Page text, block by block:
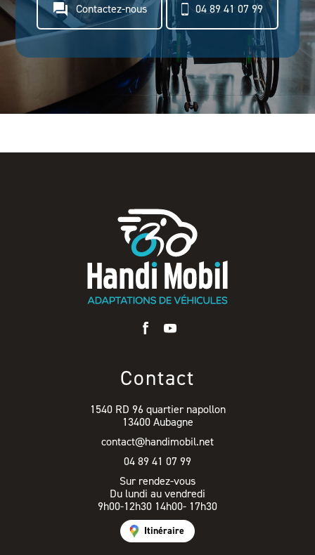
question_answer Contactez-nous 04 89 41 07 99
Contact
1540 RD 96 quartier napollon
13400 Aubagne
contact@handimobil.net
04 89 41 07 99
Sur rendez-vous
Du lundi au vendredi
9h00-12h30 14h00- 17h30
Itinéraire